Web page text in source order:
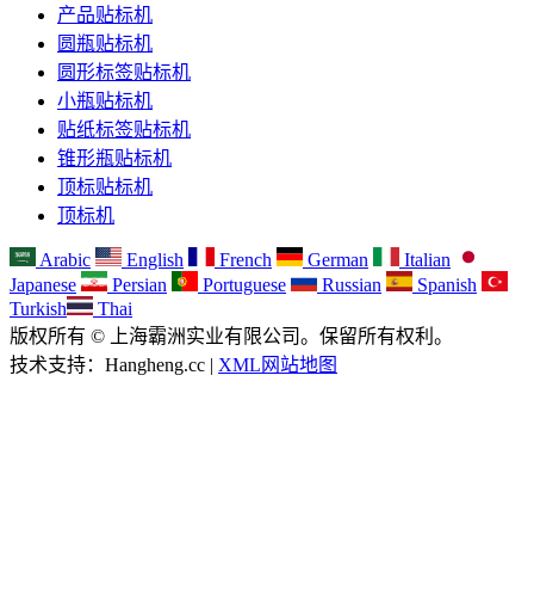
产品贴标机
圆瓶贴标机
圆形标签贴标机
小瓶贴标机
贴纸标签贴标机
锥形瓶贴标机
顶标贴标机
顶标机
Arabic English French German
Italian
Japanese
Persian Portuguese Russian
Spanish
Turkish
Thai
版权所有 © 上海霸洲实业有限公司。保留所有权利。
技术支持：Hangheng.cc | XML网站地图